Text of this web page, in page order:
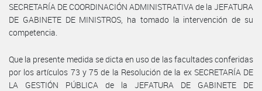
SECRETARÍA DE COORDINACIÓN ADMINISTRATIVA de la JEFATURA
DE GABINETE DE MINISTROS, ha tomado la intervención de su
competencia.
Que la presente medida se dicta en uso de las facultades conferidas
por los artículos 73 y 75 de la Resolución de la ex SECRETARÍA DE
LA GESTIÓN PÚBLICA de la JEFATURA DE GABINETE DE